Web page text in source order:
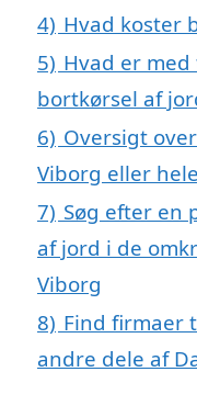
4) Hvad koster
5) Hvad er
bortkørsel af
6) Oversigt
Viborg eller
7) Søg efter en
af jord i de
Viborg
8) Find firmaer
andre dele af